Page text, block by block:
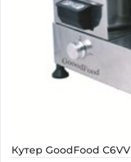
Кутер GoodFood C6VV